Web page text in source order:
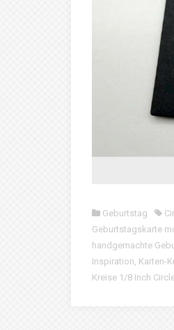
Geburtstag
Geburtstagskarte
handgemachte
Inspiration, Karten-
Kreise 1/8 Inch